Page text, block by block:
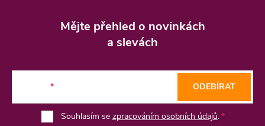
Mějte přehled o novinkách
a slevách
Souhlasím se zpracováním osobních údajů.
ODEBÍRAT